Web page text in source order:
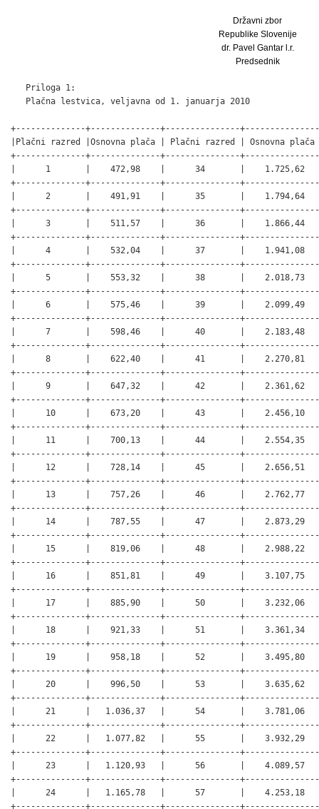
Državni zbor
Republike Slovenije
dr. Pavel Gantar l.r.
Predsednik
   Priloga 1:
   Plačna lestvica, veljavna od 1. januarja 2010
+--------------+--------------+---------------
|Plačni razred |Osnovna plača | Plačni razred | Osnovna
+--------------+--------------+---------------
|      1       |    472,98    |      34       |    1.725,62
+--------------+--------------+---------------
|      2       |    491,91    |      35       |    1.794,64
+--------------+--------------+---------------
|      3       |    511,57    |      36       |    1.866,44
+--------------+--------------+---------------
|      4       |    532,04    |      37       |    1.941,08
+--------------+--------------+---------------
|      5       |    553,32    |      38       |    2.018,73
+--------------+--------------+---------------
|      6       |    575,46    |      39       |    2.099,49
+--------------+--------------+---------------
|      7       |    598,46    |      40       |    2.183,48
+--------------+--------------+---------------
|      8       |    622,40    |      41       |    2.270,81
+--------------+--------------+---------------
|      9       |    647,32    |      42       |    2.361,62
+--------------+--------------+---------------
|      10      |    673,20    |      43       |    2.456,10
+--------------+--------------+---------------
|      11      |    700,13    |      44       |    2.554,35
+--------------+--------------+---------------
|      12      |    728,14    |      45       |    2.656,51
+--------------+--------------+---------------
|      13      |    757,26    |      46       |    2.762,77
+--------------+--------------+---------------
|      14      |    787,55    |      47       |    2.873,29
+--------------+--------------+---------------
|      15      |    819,06    |      48       |    2.988,22
+--------------+--------------+---------------
|      16      |    851,81    |      49       |    3.107,75
+--------------+--------------+---------------
|      17      |    885,90    |      50       |    3.232,06
+--------------+--------------+---------------
|      18      |    921,33    |      51       |    3.361,34
+--------------+--------------+---------------
|      19      |    958,18    |      52       |    3.495,80
+--------------+--------------+---------------
|      20      |    996,50    |      53       |    3.635,62
+--------------+--------------+---------------
|      21      |   1.036,37   |      54       |    3.781,06
+--------------+--------------+---------------
|      22      |   1.077,82   |      55       |    3.932,29
+--------------+--------------+---------------
|      23      |   1.120,93   |      56       |    4.089,57
+--------------+--------------+---------------
|      24      |   1.165,78   |      57       |    4.253,18
+--------------+--------------+---------------